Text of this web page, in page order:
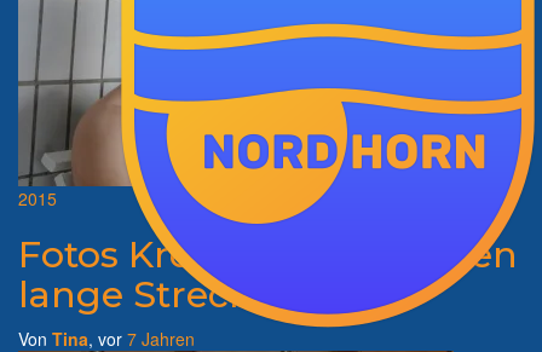
2015
Fotos Kreismeisterschaften
lange Strecke 2015
Von Tina, vor 7 Jahren